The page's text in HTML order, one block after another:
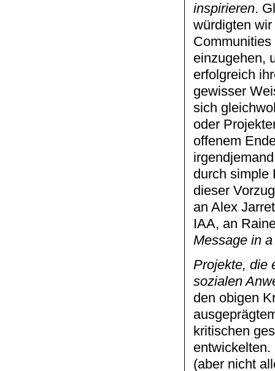
inspirieren.
würdigten
einzugehen,
erfolgreich
gewisser
sich
oder
offenem
durch simple
dieser
an Alex
IAA, an
Message in
Projekte, die
sozialen
den obigen
kritischen
(aber nicht